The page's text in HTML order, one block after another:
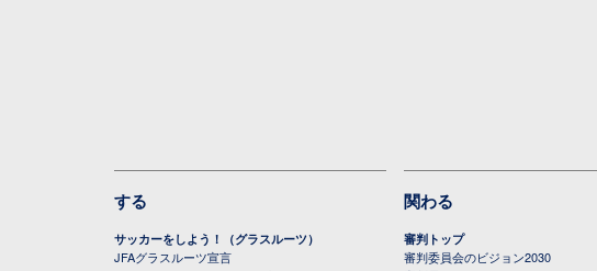
する
サッカーをしよう！（グラスルーツ）
JFAグラスルーツ宣言
関わる
審判トップ
審判委員会のビジョン2030